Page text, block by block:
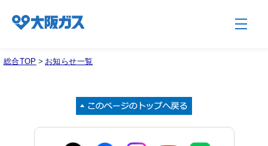
企業情報TOP
企業/グループについて
総合TOP > お知らせ一覧